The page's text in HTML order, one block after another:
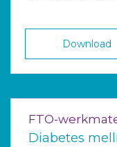
Download
FTO-
Diabetes